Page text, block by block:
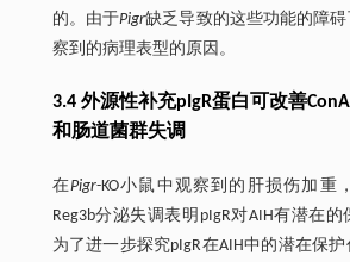
的。由于Pigr缺乏导致的这些功能的障
察到的病理表型的原因。
3.4 外源性补充pIgR蛋白可改善
和肠道菌群失调
在Pigr-KO小鼠中观察到的肝损伤加重
Reg3b分泌失调表明pIgR对AIH有潜在的
为了进一步探究pIgR在AIH中的潜在保